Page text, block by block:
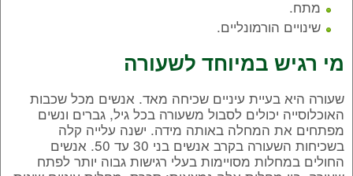
מתח.
שינויים הורמונליים.
מי רגיש במיוחד לשעורה
שעורה היא בעיית עיניים שכיחה מאד. אנשים מכל שכבות
האוכלוסייה יכולים לסבול משעורה בכל גיל, גברים ונשים
מפתחים את המחלה באותה מידה. ישנה עלייה קלה
בשכיחות השעורה בקרב אנשים בני 30 עד 50. אנשים
החולים במחלות מסויימות בעלי רגישות גבוה יותר לפתח